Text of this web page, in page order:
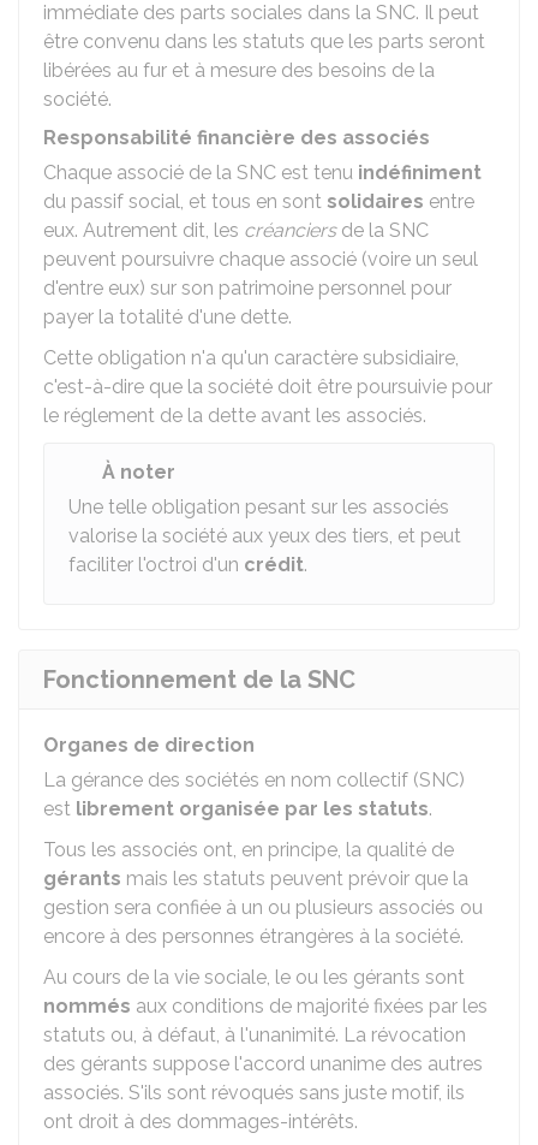
immédiate des parts sociales dans la SNC. Il peut
être convenu dans les statuts que les parts seront
libérées au fur et à mesure des besoins de la
société.
Responsabilité financière des associés
Chaque associé de la SNC est tenu indéfiniment
du passif social, et tous en sont solidaires entre
eux. Autrement dit, les créanciersde la SNC
peuvent poursuivre chaque associé (voire un seul
d'entre eux) sur son patrimoine personnel pour
payer la totalité d'une dette.
Cette obligation n'a qu'un caractère subsidiaire,
c'est-à-dire que la société doit être poursuivie pour
le réglement de la dette avant les associés.
À noter
Une telle obligation pesant sur les associés
valorise la société aux yeux des tiers, et peut
faciliter l'octroi d'un crédit.
Fonctionnement de la SNC
Organes de direction
La gérance des sociétés en nom collectif (SNC)
est librement organisée par les statuts.
Tous les associés ont, en principe, la qualité de
gérants mais les statuts peuvent prévoir que la
gestion sera confiée à un ou plusieurs associés ou
encore à des personnes étrangères à la société.
Au cours de la vie sociale, le ou les gérants sont
nommés aux conditions de majorité fixées par les
statuts ou, à défaut, à l'unanimité. La révocation
des gérants suppose l'accord unanime des autres
associés. S'ils sont révoqués sans juste motif, ils
ont droit à des dommages-intérêts.